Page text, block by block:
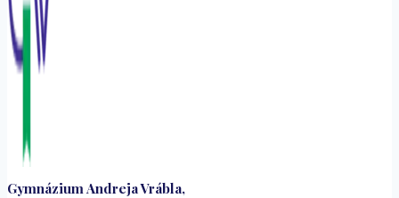
Gymnázium Andreja Vrábla,